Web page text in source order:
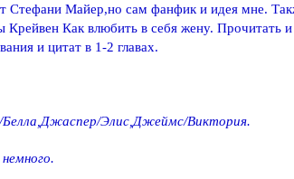
Стефани Майер,но сам фанфик и идея мне.
Крейвен Как влюбить в себя жену.
и цитат в 1-2 главах.
Белла,Джаспер/Элис,Джеймс/Виктория.